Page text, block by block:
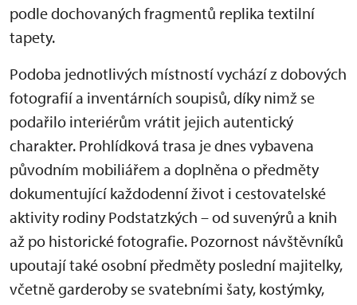
podle dochovaných fragmentů replika textilní
tapety.
Podoba jednotlivých místností vychází z dobových
fotografií a inventárních soupisů, díky nimž se
podařilo interiérům vrátit jejich autentický
charakter. Prohlídková trasa je dnes vybavena
původním mobiliářem a doplněna o předměty
dokumentující každodenní život i cestovatelské
aktivity rodiny Podstatzkých – od suvenýrů a knih
až po historické fotografie. Pozornost návštěvníků
upoutají také osobní předměty poslední majitelky,
včetně garderoby se svatebními šaty, kostýmky,